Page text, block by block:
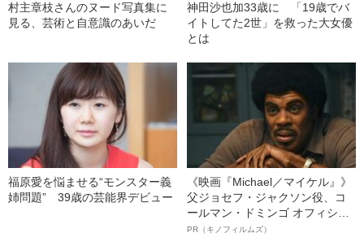
村主章枝さんのヌード写真集に
見る、芸術と自意識のあいだ
神田沙也加33歳に 「19歳でバ
イトしてた2世」を救った大女優
とは
福原愛を悩ませる“モンスター義
姉問題” 39歳の芸能界デビュー
《映画『Michael／マイケル』》
父ジョセフ・ジャクソン役、コ
ールマン・ドミンゴ オフィシャ
ルインタビュー“観客を魅了した
PR（キノフィルムズ）